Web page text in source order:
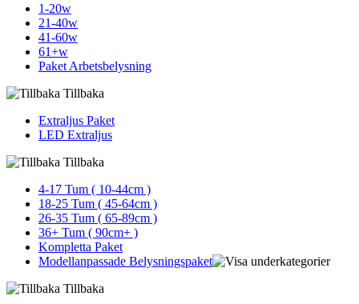
1-20w
21-40w
41-60w
61+w
Paket Arbetsbelysning
Tillbaka
Extraljus Paket
LED Extraljus
Tillbaka
4-17 Tum ( 10-44cm )
18-25 Tum ( 45-64cm )
26-35 Tum ( 65-89cm )
36+ Tum ( 90cm+ )
Kompletta Paket
Modellanpassade Belysningspaket
Tillbaka